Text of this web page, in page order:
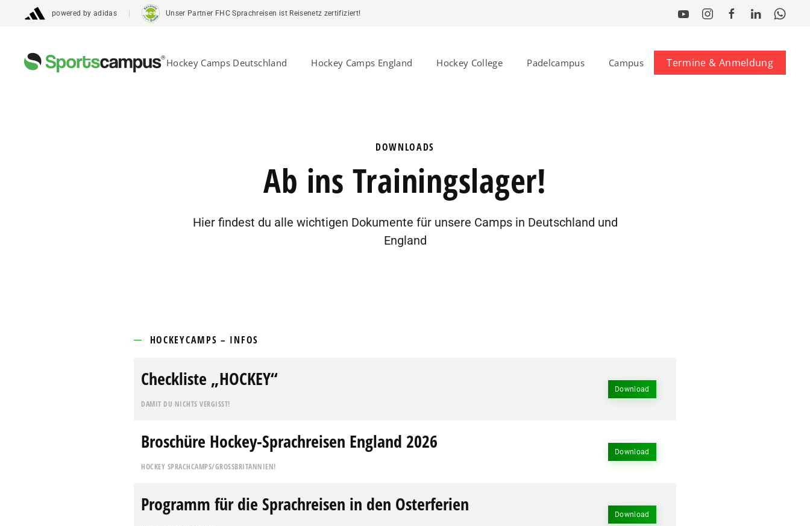
powered by adidas Unser Partner FHC Sprachreisen ist Reisenetz zertifiziert!
Hockey Camps Deutschland Hockey Camps England Hockey College Padelcampus Campus Termine & Anmeldung
DOWNLOADS
Ab ins Trainingslager!
Hier findest du alle wichtigen Dokumente für unsere Camps in Deutschland und
England
HOCKEYCAMPS – INFOS
Checkliste „HOCKEY“
DAMIT DU NICHTS VERGISST!
Download
Broschüre Hockey-Sprachreisen England 2026
HOCKEY SPRACHCAMPS/GROSSBRITANNIEN!
Download
Programm für die Sprachreisen in den Osterferien Download